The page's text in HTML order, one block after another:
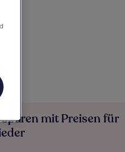
mit Preisen für